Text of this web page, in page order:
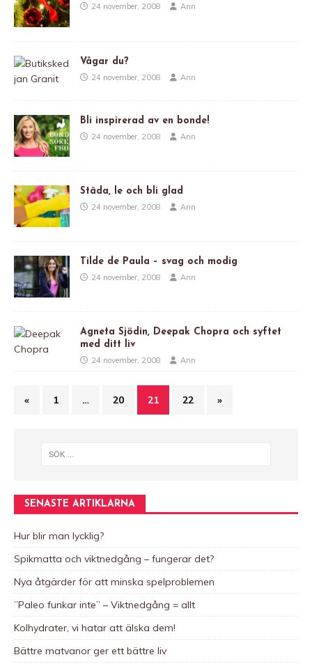
24 november, 2008 Ann
Vågar du?
24 november, 2008 Ann
Bli inspirerad av en bonde!
24 november, 2008 Ann
Städa, le och bli glad
24 november, 2008 Ann
Tilde de Paula – svag och modig
24 november, 2008 Ann
Agneta Sjödin, Deepak Chopra och syftet
med ditt liv
24 november, 2008 Ann
« 1 … 20 21 22 »
SENASTE ARTIKLARNA
Hur blir man lycklig?
Spikmatta och viktnedgång – fungerar det?
Nya åtgärder för att minska spelproblemen
”Paleo funkar inte” – Viktnedgång = allt
Kolhydrater, vi hatar att älska dem!
Bättre matvanor ger ett bättre liv